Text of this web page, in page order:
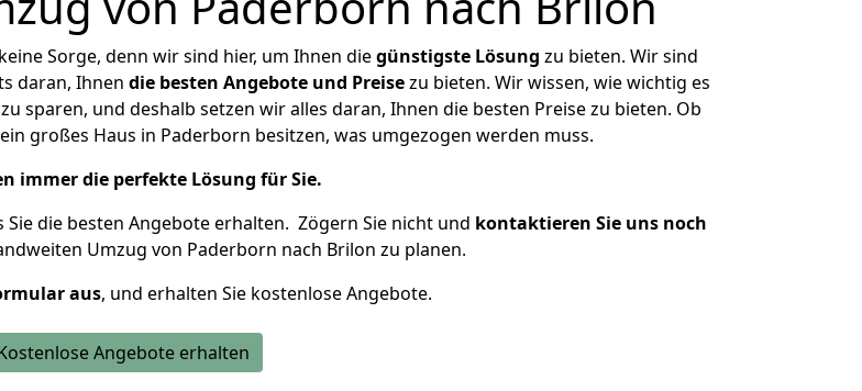
Sorge, denn wir sind hier, um Ihnen diegünstigste Lösung zu bieten. Wir sind
daran, Ihnen die besten Angebote und Preisezu bieten. Wir wissen, wie wichtig es
sparen, und deshalb setzen wir alles daran, Ihnen die besten Preise zu bieten. Ob
großes Haus in Paderborn besitzen, was umgezogen werden muss.
immer die perfekte Lösung für Sie.
die besten Angebote erhalten. Zögern Sie nicht und kontaktieren Sie uns noch
Umzug von Paderborn nach Brilon zu planen.
aus, und erhalten Sie kostenlose Angebote.
Angebote erhalten